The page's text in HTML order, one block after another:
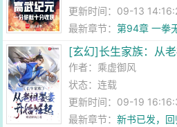
更新时间：09-13
最新章节：第94章 一拳
[玄幻]长生家族：从
作者： 乘虚御风
状态：连载
更新时间：09-19
最新章节：新书已发，